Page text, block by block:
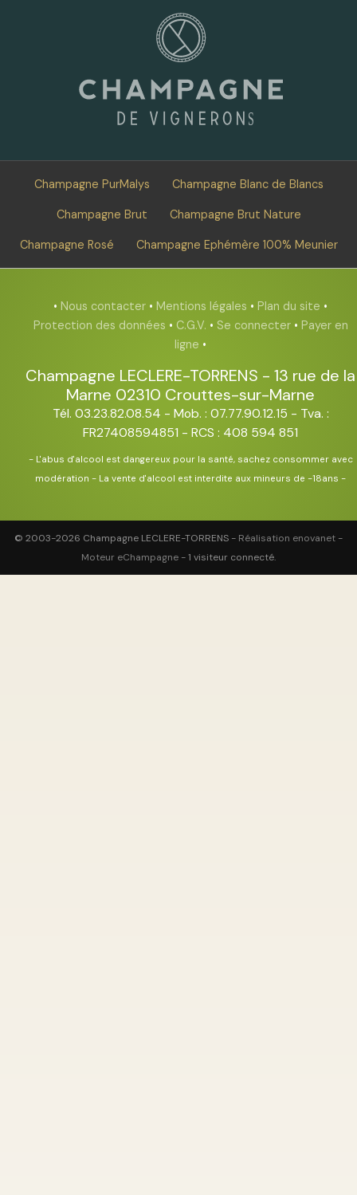
Champagne PurMalys Champagne Blanc de Blancs
Champagne Brut Champagne Brut Nature
Champagne Rosé Champagne Ephémère 100% Meunier
• Nous contacter • Mentions légales • Plan du site •
Protection des données • C.G.V. • Se connecter • Payer en
ligne •
Champagne LECLERE-TORRENS - 13 rue de la
Marne 02310 Crouttes-sur-Marne
Tél. 03.23.82.08.54 - Mob. : 07.77.90.12.15 - Tva. :
FR27408594851 - RCS : 408 594 851
- L'abus d'alcool est dangereux pour la santé, sachez consommer avec
modération - La vente d'alcool est interdite aux mineurs de -18ans -
© 2003-2026 Champagne LECLERE-TORRENS - Réalisation enovanet -
Moteur eChampagne - 1 visiteur connecté.